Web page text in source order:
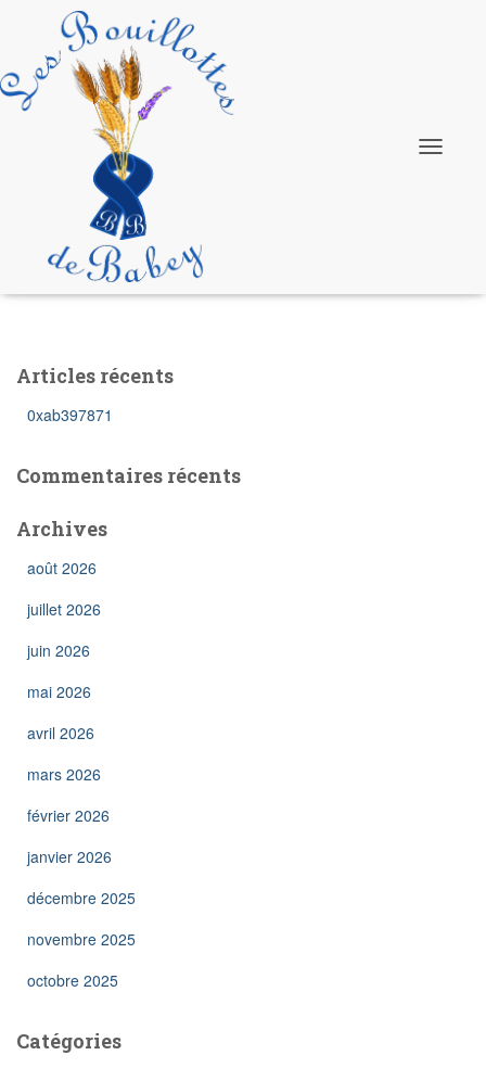
Articles récents
0xab397871
Commentaires récents
Archives
août 2026
juillet 2026
juin 2026
mai 2026
avril 2026
mars 2026
février 2026
janvier 2026
décembre 2025
novembre 2025
octobre 2025
Catégories